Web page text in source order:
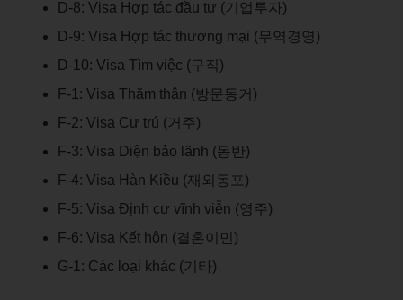
D-8: Visa Hợp tác đầu tư (기업투자)
D-9: Visa Hợp tác thương mại (무역경영)
D-10: Visa Tìm việc (구직)
F-1: Visa Thăm thân (방문동거)
F-2: Visa Cư trú (거주)
F-3: Visa Diện bảo lãnh (동반)
F-4: Visa Hàn Kiều (재외동포)
F-5: Visa Định cư vĩnh viễn (영주)
F-6: Visa Kết hôn (결혼이민)
G-1: Các loại khác (기타)